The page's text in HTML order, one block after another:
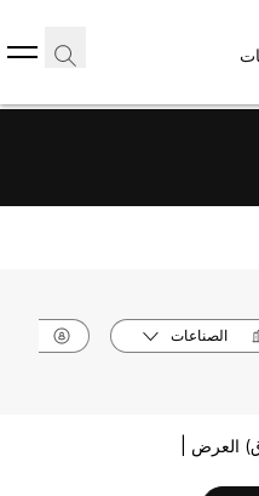
الصناعات